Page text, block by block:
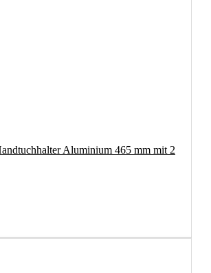
Aluminium 465 mm mit 2